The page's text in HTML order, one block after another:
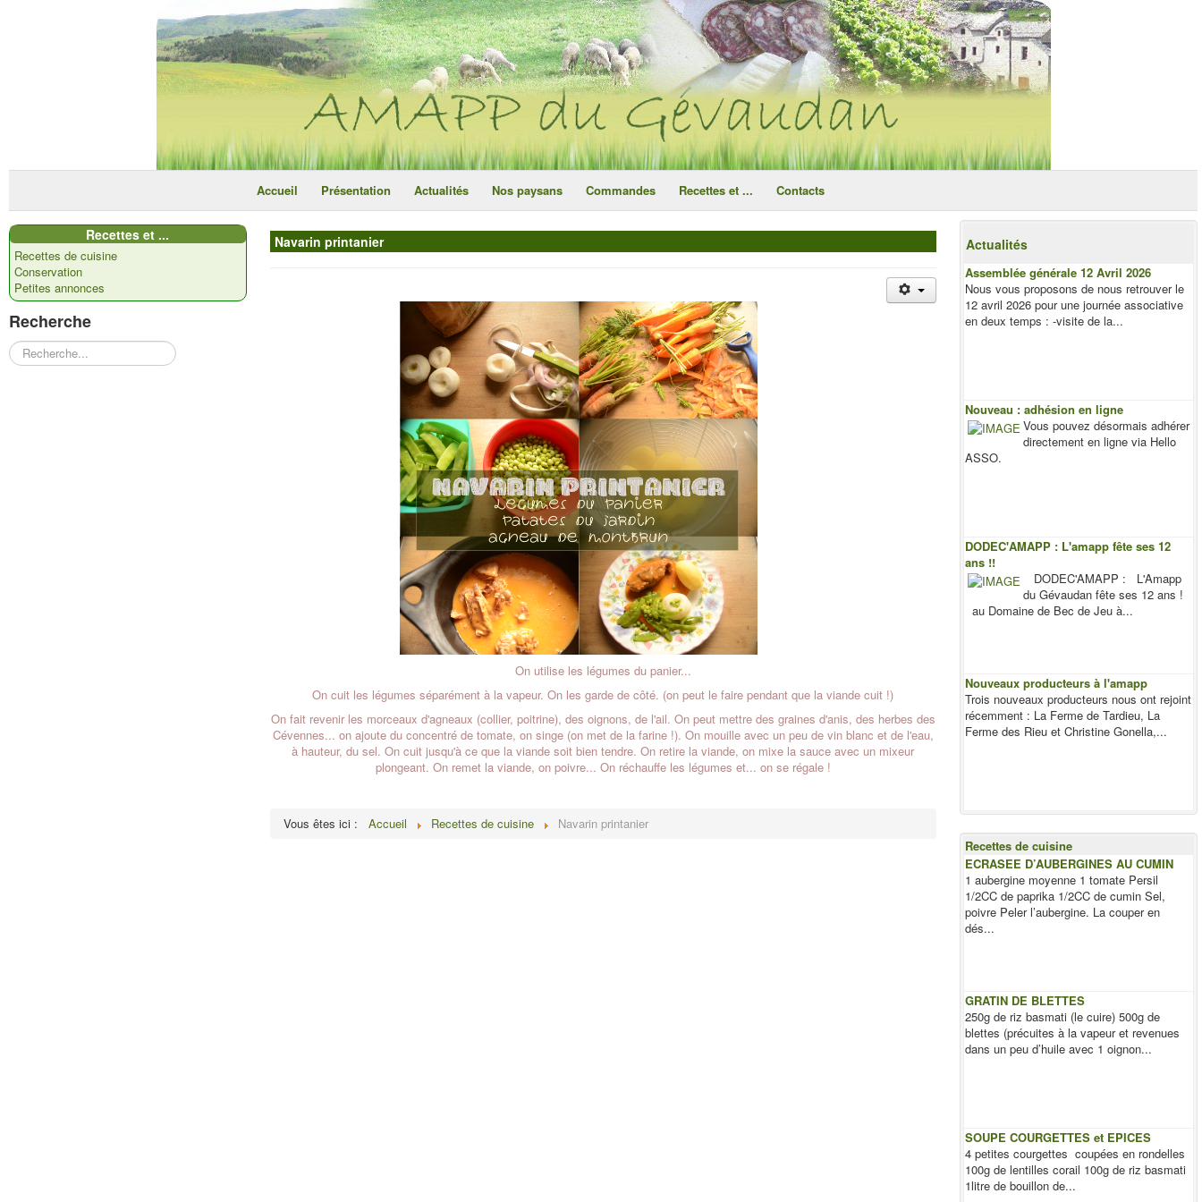
ce site utilise des cookies
Accueil Présentation Actualités Nos paysans Commandes Recettes et ... Contacts
Recettes et ...
Recettes de cuisine
Conservation
Petites annonces
Recherche
Rechercher
Navarin printanier
On utilise les légumes du panier...
On cuit les légumes séparément à la vapeur. On les garde de côté. (on peut le faire pendant que la viande cuit !)
On fait revenir les morceaux d'agneaux (collier, poitrine), des oignons, de l'ail. On peut mettre des graines d'anis, des herbes des
Cévennes... on ajoute du concentré de tomate, on singe (on met de la farine !). On mouille avec un peu de vin blanc et de l'eau,
à hauteur, du sel. On cuit jusqu'à ce que la viande soit bien tendre. On retire la viande, on mixe la sauce avec un mixeur
plongeant. On remet la viande, on poivre... On réchauffe les légumes et... on se régale !
Vous êtes ici : Accueil Recettes de cuisine Navarin printanier
Actualités
Assemblée générale 12 Avril 2026
Nous vous proposons de nous retrouver le
12 avril 2026 pour une journée associative
en deux temps : -visite de la...
Nouveau : adhésion en ligne
Vous pouvez désormais adhérer
directement en ligne via Hello
ASSO.
DODEC'AMAPP : L'amapp fête ses 12
ans !!
DODEC'AMAPP : L'Amapp
du Gévaudan fête ses 12 ans !
au Domaine de Bec de Jeu à...
Nouveaux producteurs à l'amapp
Trois nouveaux producteurs nous ont rejoint
récemment : La Ferme de Tardieu, La
Ferme des Rieu et Christine Gonella,...
Recettes de cuisine
ECRASEE D’AUBERGINES AU CUMIN
1 aubergine moyenne 1 tomate Persil
1/2CC de paprika 1/2CC de cumin Sel,
poivre Peler l’aubergine. La couper en
dés...
GRATIN DE BLETTES
250g de riz basmati (le cuire) 500g de
blettes (précuites à la vapeur et revenues
dans un peu d’huile avec 1 oignon...
SOUPE COURGETTES et EPICES
4 petites courgettes coupées en rondelles
100g de lentilles corail 100g de riz basmati
1litre de bouillon de...